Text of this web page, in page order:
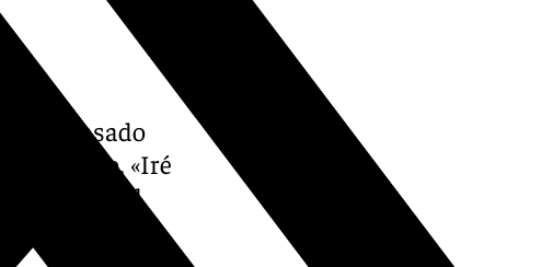
este pasado
acuerdo. «Iré
sostuvo el